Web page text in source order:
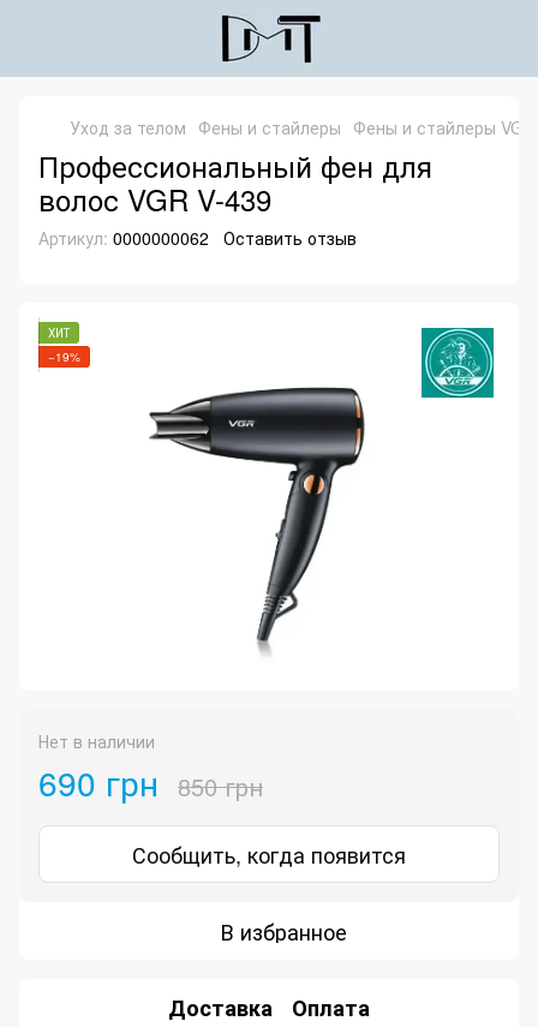
Уход за телом Фены и стайлеры Фены и стайлеры VGR
Профессиональный фен для
волос VGR V-439
Артикул: 0000000062 Оставить отзыв
ХИТ
−19%
Нет в наличии
690 грн 850 грн
Сообщить, когда появится
В избранное
Доставка Оплата